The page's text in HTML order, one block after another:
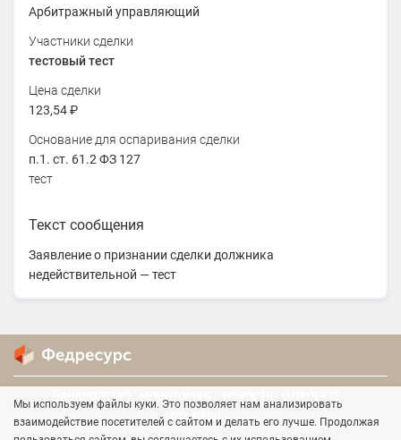
Арбитражный управляющий
Участники сделки
тестовый тест
Цена сделки
123,54 ₽
Основание для оспаривания сделки
п.1. ст. 61.2 ФЗ 127
тест
Текст сообщения
Заявление о признании сделки должника
недействительной — тест
БАНКРОТСТВО
ПОМОЩЬ
Мы используем файлы куки. Это позволяет нам анализировать
взаимодействие посетителей с сайтом и делать его лучше. Продолжая